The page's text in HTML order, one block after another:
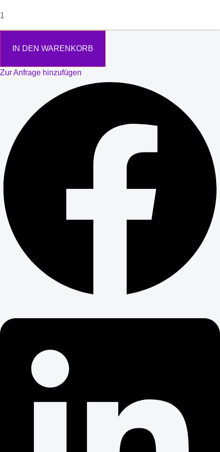
IN DEN WARENKORB
Zur Anfrage hinzufügen